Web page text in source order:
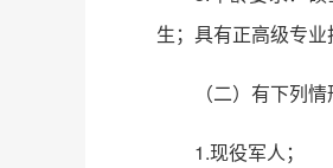
生；具有正高级专
（二）有下列
1.现役军人；